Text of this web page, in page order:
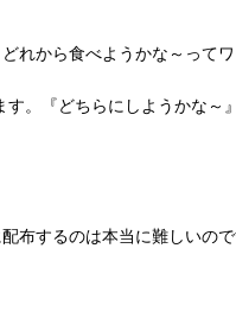
れから食べようかな～って
。『どちらにしようかな～
布するのは本当に難しいので